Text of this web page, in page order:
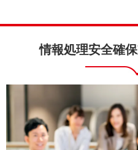
情報処理安全確